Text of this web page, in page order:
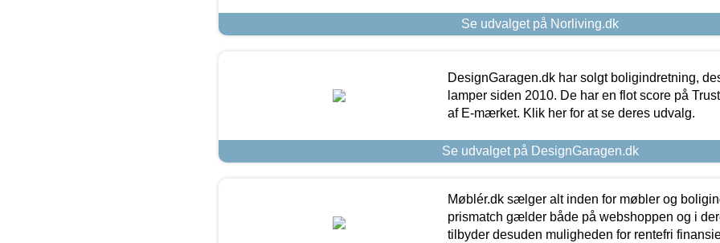
Se udvalget på Norliving.dk
DesignGaragen.dk har solgt boligindretning,
lamper siden 2010. De har en flot score på
af E-mærket. Klik her for at se deres udvalg.
Se udvalget på DesignGaragen.dk
Møblér.dk sælger alt inden for møbler og
prismatch gælder både på webshoppen og i
tilbyder desuden muligheden for rentefri